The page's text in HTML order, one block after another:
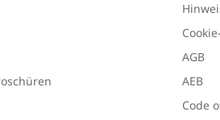
AGB
AEB
Code